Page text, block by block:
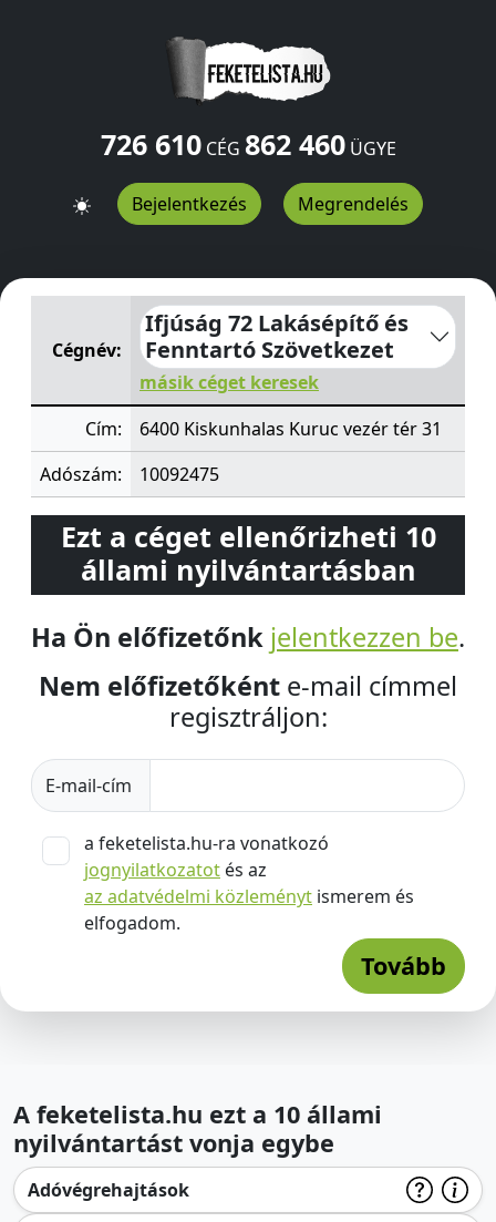
726 610CÉG 862 460ÜGYE
Bejelentkezés Megrendelés
Ifjúság 72 Lakásépítő és Fenntartó SzövetkezetKuruc
Cégnév:
Ifjúság 72 Lakásépítő és
Fenntartó Szövetkezet
másik céget keresek
Cím:
6400 Kiskunhalas Kuruc vezér tér 31
Adószám:
10092475
Ezt a céget ellenőrizheti 10
állami nyilvántartásban
Ha Ön előfizetőnk jelentkezzen be.
Nem előfizetőként e-mail címmel
regisztráljon:
E-mail-cím
a feketelista.hu-ra vonatkozó
jognyilatkozatot és az
az adatvédelmi közleményt ismerem és
elfogadom.
Tovább
A feketelista.hu ezt a 10 állami
nyilvántartást vonja egybe
Adóvégrehajtások